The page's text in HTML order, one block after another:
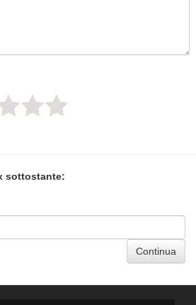
sottostante:
Continua